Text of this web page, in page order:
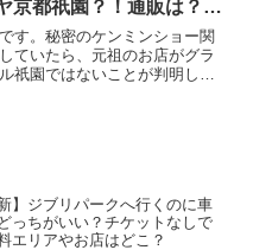
京都祇園？！通販は？店
す。秘密のケンミンショー関
ていたら、元祖のお店がグラ
祇園ではないことが判明し、
】ジブリパークへ行くのに車
っちがいい？チケットなしで
エリアやお店はどこ？